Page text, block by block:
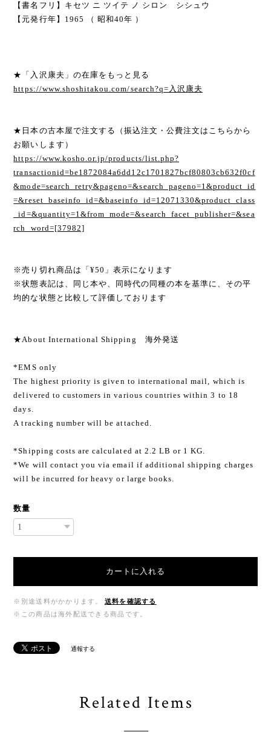
【書名フリ】キセツ ニ ツイテ ノ シロン シシュウ
【元発行年】1965 （ 昭和40年 ）
★「入沢康夫」の在庫をもっと見る
https://www.shoshitakou.com/search?q=入沢康夫
★日本の古本屋で注文する（振込注文・公費注文はこちらから
お願いします）
https://www.kosho.or.jp/products/list.php?
transactionid=be1872084a6dd12c1701827bcf80803cb632f0cf
&mode=search_retry&pageno=&search_pageno=1&product_id
=&reset_baseinfo_id=&baseinfo_id=12071330&product_class
_id=&quantity=1&from_mode=&search_facet_publisher=&sea
rch_word=[37982]
※売り切れ商品は「¥50」表示になります
※状態表記は、同じ本や、同時代の同種の本を基準に、その平
均的な状態と比較して評価しております
★About International Shipping 海外発送
*EMS only
The highest priority is given to international mail, which is
delivered to customers in various countries within 3 to 18
days.
A tracking number will be attached.
*Shipping costs are calculated at 2.2 LB or 1 KG.
*We will contact you via email if additional shipping charges
will be incurred for heavy or large books.
数量
カートに入れる
※別途送料がかかります。
送料を確認する
※この商品は海外配送できる商品です。
通報する
Related Items